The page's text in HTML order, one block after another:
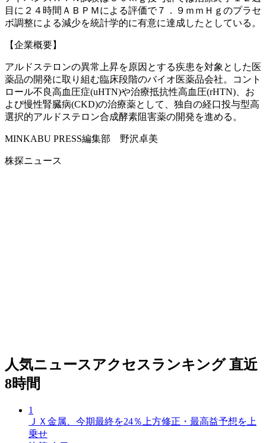
目に２４時間ＡＢＰＭによる評価で７．９ｍｍＨｇのプラセ
ボ調整による減少を統計学的に有意に達成したとしている。
【企業概要】
アルドステロンの異常上昇を原因とする疾患を対象とした医
薬品の開発に取り組む臨床段階のバイオ医薬品会社。コント
ロール不良高血圧症(uHTN)や治療抵抗性高血圧(rHTN)、お
よび慢性腎臓病(CKD)の治療薬として、独自の経口投与型高
選択的アルドステロン合成酵素阻害薬の開発を進める。
MINKABU PRESS編集部 野沢卓美
株探ニュース
人気ニュースアクセスランキング 直近
8時間
1
ＪＸ金属、今期最終を24％上方修正・最高益予想を上
乗せ